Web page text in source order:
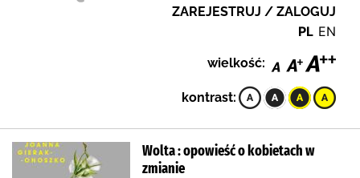
ZAREJESTRUJ / ZALOGUJ
PL EN
wielkość:
kontrast:
Wolta : opowieść o kobietach w
zmianie